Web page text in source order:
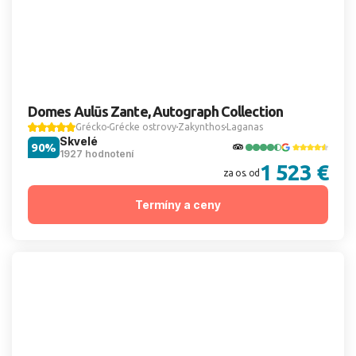
Domes Aulūs Zante, Autograph Collection
Grécko Grécke ostrovy Zakynthos Laganas
Skvelé
1927 hodnotení
90%
za os. od 1 523 €
Termíny a ceny